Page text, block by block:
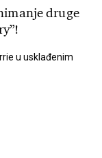
druge
u usklađenim